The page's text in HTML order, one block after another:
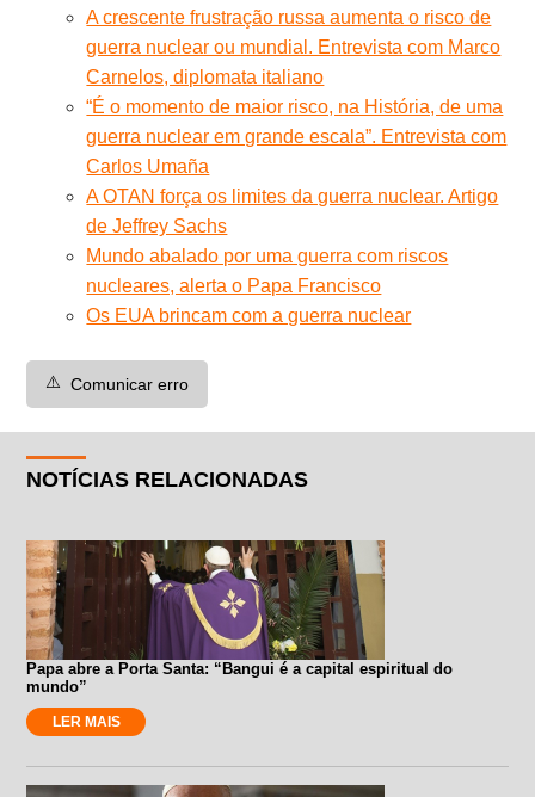
A crescente frustração russa aumenta o risco de
guerra nuclear ou mundial. Entrevista com Marco
Carnelos, diplomata italiano
“É o momento de maior risco, na História, de uma
guerra nuclear em grande escala”. Entrevista com
Carlos Umaña
A OTAN força os limites da guerra nuclear. Artigo
de Jeffrey Sachs
Mundo abalado por uma guerra com riscos
nucleares, alerta o Papa Francisco
Os EUA brincam com a guerra nuclear
⚠️ Comunicar erro
NOTÍCIAS RELACIONADAS
Papa abre a Porta Santa: “Bangui é a capital espiritual do
mundo”
LER MAIS